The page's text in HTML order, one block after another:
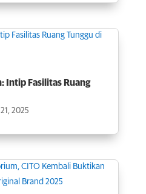
Intip Fasilitas Ruang
21, 2025